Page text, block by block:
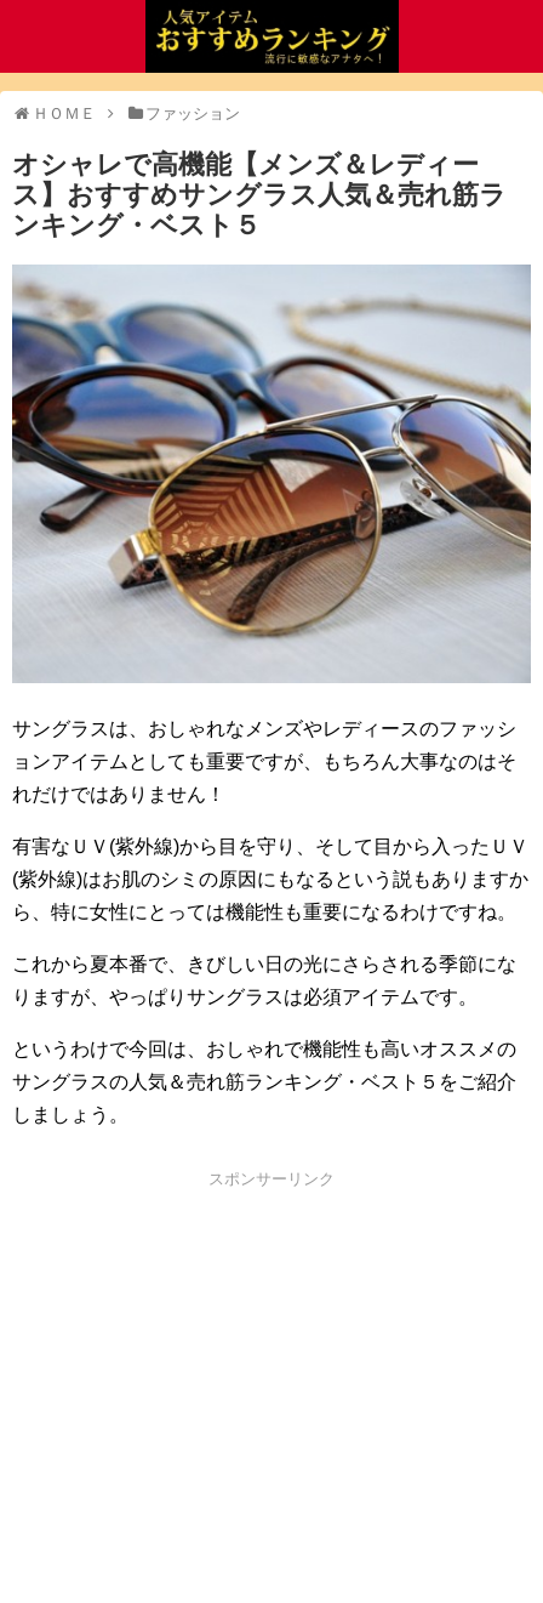
ＨＯＭＥ ファッション
オシャレで高機能【メンズ＆レディー
ス】おすすめサングラス人気＆売れ筋ラ
ンキング・ベスト５
サングラスは、おしゃれなメンズやレディースのファッシ
ョンアイテムとしても重要ですが、もちろん大事なのはそ
れだけではありません！
有害なＵＶ(紫外線)から目を守り、そして目から入ったＵＶ
(紫外線)はお肌のシミの原因にもなるという説もありますか
ら、特に女性にとっては機能性も重要になるわけですね。
これから夏本番で、きびしい日の光にさらされる季節にな
りますが、やっぱりサングラスは必須アイテムです。
というわけで今回は、おしゃれで機能性も高いオススメの
サングラスの人気＆売れ筋ランキング・ベスト５をご紹介
しましょう。
スポンサーリンク